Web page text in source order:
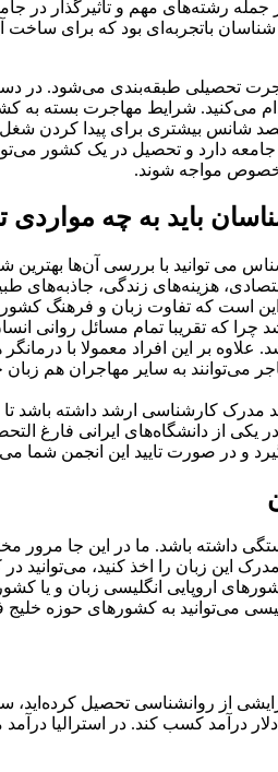
رشته‌های مهم و تأثیرگذار در
باتجربه‌ای بود که برای ساخت
تحصیلی طبقه‌بندی می‌شود. در
می‌کنید. شرایط مهاجرت بسته
بیشتری برای پیدا کردن شغل و
دارد و تحصیل در یک کشور
خصوص مواجه شوند.
باید به چه مواردی
توانید با بررسی آن‌ها بهترین
هزینه‌های زندگی، جاذبه‌های
این است که تفاوت زبان و فرهنگ
که تقریبا تمام مسائل روانی
علاوه بر این افراد معمولا با
می‌توانند به سایر مهاجران هم
کارشناسی ارشد داشته باشد تا
یکی از دانشگاه‌های ایرانی فارغ
و در صورت تایید این انجمن شما
داشته باشد. ما در این جا مرور
این زبان را اخذ کنید،
اروپایی انگلیسی زبان و یا
می‌توانید به کشورهای حوزه
از روانشناسی تحصیل